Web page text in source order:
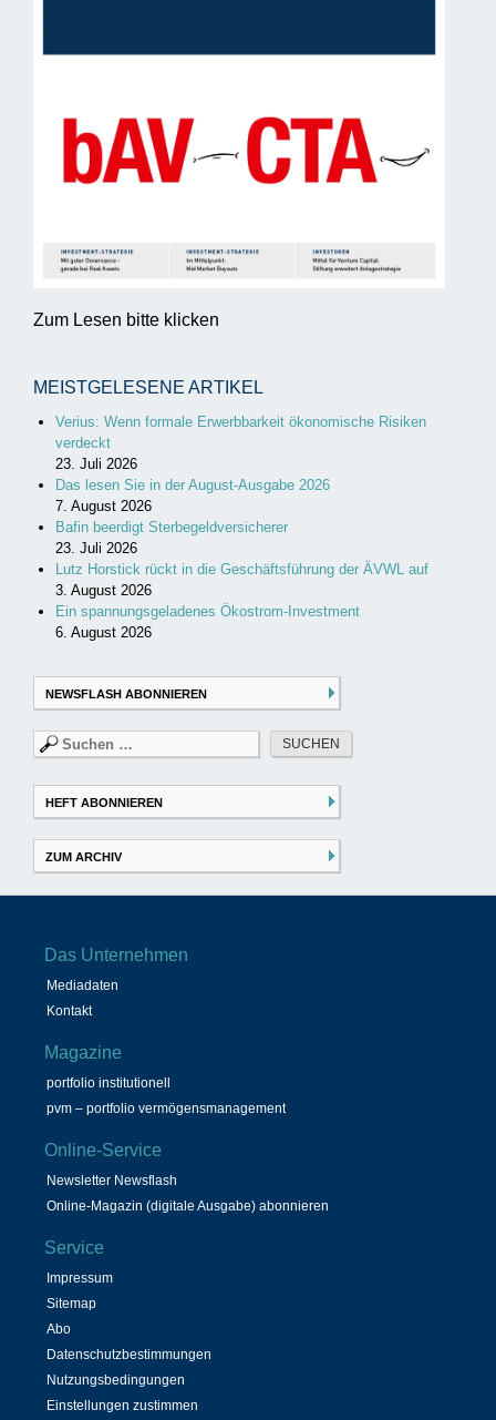
Zum Lesen bitte klicken
MEISTGELESENE ARTIKEL
Verius: Wenn formale Erwerbbarkeit ökonomische Risiken
verdeckt
23. Juli 2026
Das lesen Sie in der August-Ausgabe 2026
7. August 2026
Bafin beerdigt Sterbegeldversicherer
23. Juli 2026
Lutz Horstick rückt in die Geschäftsführung der ÄVWL auf
3. August 2026
Ein spannungsgeladenes Ökostrom-Investment
6. August 2026
NEWSFLASH ABONNIEREN
Suchen
nach:
HEFT ABONNIEREN
ZUM ARCHIV
Das Unternehmen
Mediadaten
Kontakt
Magazine
portfolio institutionell
pvm – portfolio vermögensmanagement
Online-Service
Newsletter Newsflash
Online-Magazin (digitale Ausgabe) abonnieren
Service
Impressum
Sitemap
Abo
Datenschutzbestimmungen
Nutzungsbedingungen
Einstellungen zustimmen